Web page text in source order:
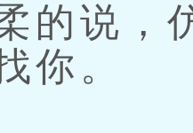
的说，
你。